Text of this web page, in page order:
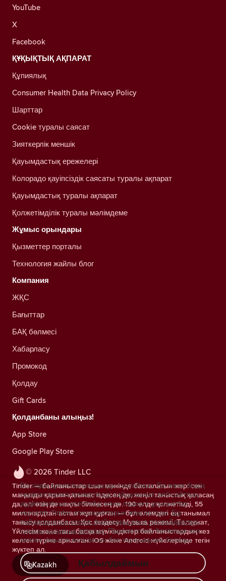
© 2026 Tinder LLC
Tinder — байланыстар шын мәнінде басталатын жер: сен
маңызды қарым-қатынас іздесең де, жеңіл таныстық қаласаң
да, әлі өзің де нақты білмесең де. 190 елде қолжетімді, 55
миллиардтан астам жұп құрған — бұл әлемдегі ең танымал
танысу қолданбасы. Қос кездесу, Музыка режимі, Төлқұжат,
Үйлесім және тағы басқа мүмкіндіктер байланыстардың кез
келген түріне арналған. iOS және Android жүйелерінде тегін
жүктеп ал.
Kazakh
YouTube
X
Facebook
ҚҰҚЫҚТЫҚ АҚПАРАТ
Құпиялық
Consumer Health Data Privacy Policy
Шарттар
Cookie туралы саясат
Зияткерлік меншік
Қауымдастық ережелері
Колорадо қауіпсіздік саясаты туралы ақпарат
Қауымдастық туралы ақпарат
Қолжетімділік туралы мәлімдеме
Жұмыс орындары
Қызметтер порталы
Технология жайлы блог
Компания
ЖҚС
Бағыттар
БАҚ бөлмесі
Хабарласу
Промокод
Қолдау
Gift Cards
Қолданбаны алыңыз!
App Store
Google Play Store
Біз сіздің құпиялылығыңызды сақтаймыз. Біз және біздің
серіктестеріміз трекерлерді пайдаланып, веб-сайттың
аудиториясын есептейді және сіздерге ұсыныстар
көрсетіп, Tinder операцияларын жақсартады. Біз
пайдаланатын cookie файлдары және провайдерлері
туралы қосымша ақпарат. Параметрлер бөлімінде кез
келген уақытта келісімнен бас тартуыңызға болады.
Қабылдаймын